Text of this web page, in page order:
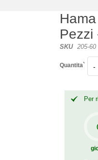
Pezzi
SKU 205-60
Quantita` -
Per